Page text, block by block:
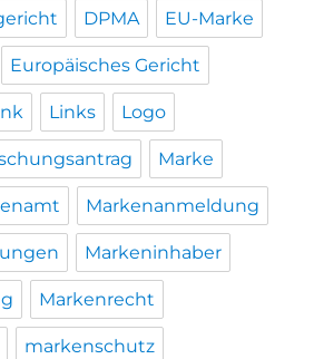
DPMA EU-Marke
Europäisches Gericht
Links Logo
Marke
Markenanmeldung
Markeninhaber
Markenrecht
markenschutz